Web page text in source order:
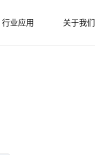
行业应用 关于我们